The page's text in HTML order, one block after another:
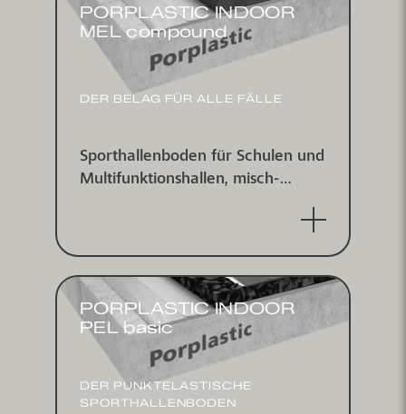
PORPLASTIC INDOOR
MEL compound
DER BELAG FÜR ALLE FÄLLE
Sport­hallen­boden für Schulen und
Multi­funktions­hallen, misch­
PORPLASTIC INDOOR
PEL basic
DER PUNKTELASTISCHE
SPORTHALLENBODEN